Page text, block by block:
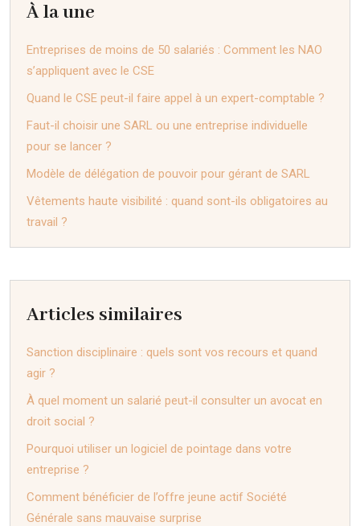
À la une
Entreprises de moins de 50 salariés : Comment les NAO
s’appliquent avec le CSE
Quand le CSE peut-il faire appel à un expert-comptable ?
Faut-il choisir une SARL ou une entreprise individuelle
pour se lancer ?
Modèle de délégation de pouvoir pour gérant de SARL
Vêtements haute visibilité : quand sont-ils obligatoires au
travail ?
Articles similaires
Sanction disciplinaire : quels sont vos recours et quand
agir ?
À quel moment un salarié peut-il consulter un avocat en
droit social ?
Pourquoi utiliser un logiciel de pointage dans votre
entreprise ?
Comment bénéficier de l’offre jeune actif Société
Générale sans mauvaise surprise